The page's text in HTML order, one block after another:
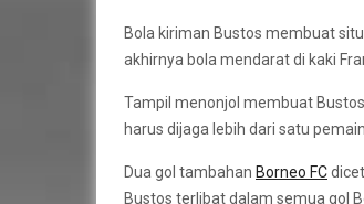
Bola kiriman Bustos membuat
akhirnya bola mendarat di kaki
Tampil menonjol membuat
harus dijaga lebih dari satu
Dua gol tambahan Borneo FC
Bustos terlibat dalam semua gol